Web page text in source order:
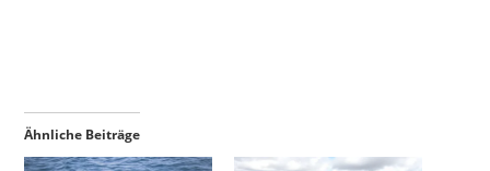
Ähnliche Beiträge